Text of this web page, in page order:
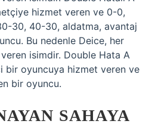
hizmet veren ve 0-0,
30, 40-30, aldatma, avantaj
Bu nedenle Deice, her
isimdir. Double Hata A
bir oyuncuya hizmet veren ve
bir oyuncu.
SAHAYA